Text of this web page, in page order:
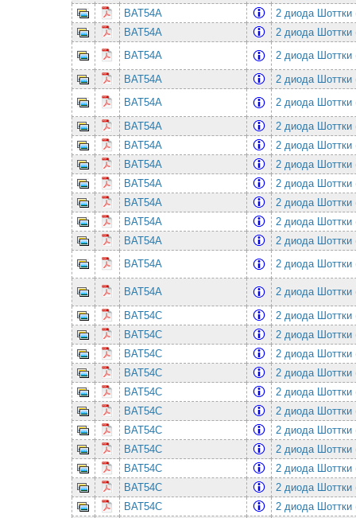
BAT54A
2 диода
BAT54A
2 диода
BAT54A
2 диода
BAT54A
2 диода
BAT54A
2 диода
BAT54A
2 диода
BAT54A
2 диода
BAT54A
2 диода
BAT54A
2 диода
BAT54A
2 диода
BAT54A
2 диода
BAT54A
2 диода
BAT54A
2 диода
BAT54A
2 диода
BAT54C
2 диода
BAT54C
2 диода
BAT54C
2 диода
BAT54C
2 диода
BAT54C
2 диода
BAT54C
2 диода
BAT54C
2 диода
BAT54C
2 диода
BAT54C
2 диода
BAT54C
2 диода
BAT54C
2 диода